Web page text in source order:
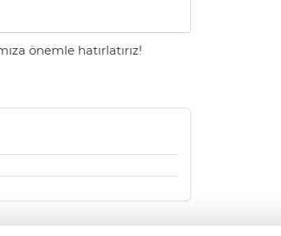
önemle hatırlatırız!